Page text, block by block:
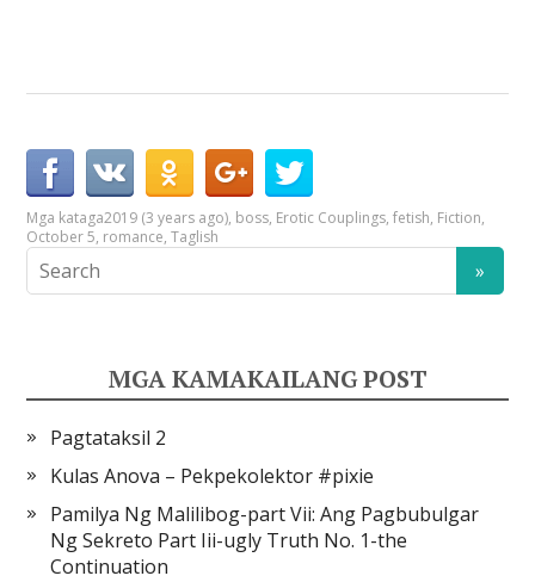
Mga kataga2019 (3 years ago), boss, Erotic Couplings,fetish, Fiction,
October 5, romance,Taglish
MGA KAMAKAILANG POST
Pagtataksil 2
Kulas Anova – Pekpekolektor #pixie
Pamilya Ng Malilibog-part Vii: Ang Pagbubulgar
Ng Sekreto Part Iii-ugly Truth No. 1-the
Continuation